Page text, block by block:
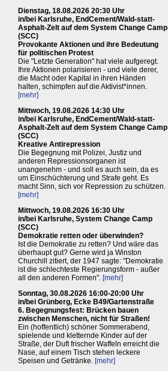
Dienstag, 18.08.2026 20:30 Uhr
in/bei Karlsruhe, EndCement/Wald-statt-
Asphalt-Zelt auf dem System Change Camp
(SCC)
Provokante Aktionen und ihre Bedeutung
für politischen Protest
Die "Letzte Generation" hat viele aufgeregt.
Ihre Aktionen polarisieren - und viele derer,
die Macht oder Kapital in ihren Händen
halten, schimpfen auf die Aktivist*innen.
[mehr]
Mittwoch, 19.08.2026 14:30 Uhr
in/bei Karlsruhe, EndCement/Wald-statt-
Asphalt-Zelt auf dem System Change Camp
(SCC)
Kreative Antirepression
Die Begegnung mit Polizei, Justiz und
anderen Repressionsorganen ist
unangenehm - und soll es auch sein, da es
um Einschüchterung und Strafe geht. Es
macht Sinn, sich vor Repression zu schützen.
[mehr]
Mittwoch, 19.08.2026 16:30 Uhr
in/bei Karlsruhe, System Change Camp
(SCC)
Demokratie retten oder überwinden?
Ist die Demokratie zu retten? Und wäre das
überhaupt gut? Gerne wird ja Winston
Churchill zitiert, der 1947 sagte: "Demokratie
ist die schlechteste Regierungsform - außer
all den anderen Formen". [mehr]
Sonntag, 30.08.2026 16:00-20:00 Uhr
in/bei Grünberg, Ecke B49/Gartenstraße
6. Begegnungsfest: Brücken bauen
zwischen Menschen, nicht für Straßen!
Ein (hoffentlich) schöner Sommerabend,
spielende und kletternde Kinder auf der
Straße, der Duft frischer Waffeln erreicht die
Nase, auf einem Tisch stehen leckere
Speisen und Getränke. [mehr]